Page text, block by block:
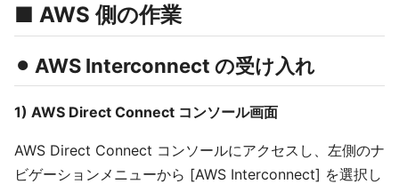
■ AWS 側の作業
⚫︎ AWS Interconnect の受け入れ
1) AWS Direct Connect コンソール画面
AWS Direct Connect コンソールにアクセスし、左側のナ
ビゲーションメニューから [AWS Interconnect] を選択し